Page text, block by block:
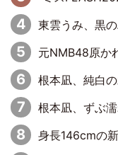
東雲うみ、黒のハイレグ水着で見せた“わ
元NMB48原かれん、25歳の“ど
根本凪、純白の水着姿と物憂
根本凪、ずぶ濡れスケスケ衣装
身長146cmの新人グラドル、王